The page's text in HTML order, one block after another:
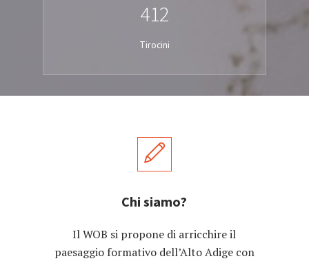
412
Tirocini
Chi siamo?
Il WOB si propone di arricchire il
paesaggio formativo dell’Alto Adige con